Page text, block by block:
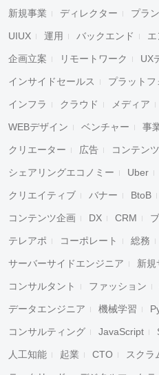
新規事業 ディレクター プラ
UIUX 運用 バックエンド
企画立案 リモートワーク UX
インサイドセールス プラットフ
インフラ クラウド メディア
WEBデザイン ベンチャー 事
クリエーター 広告 コンテンツ
シェアリングエコノミー Uber
クリエイティブ バナー BtoB
コンテンツ企画 DX CRM
テレアポ コーポレート 総務
サーバーサイドエンジニア 新規
コンサルタント ファッション
データエンジニア 機械学習
コンサルティング JavaScript
人工知能 起業 CTO スクラ